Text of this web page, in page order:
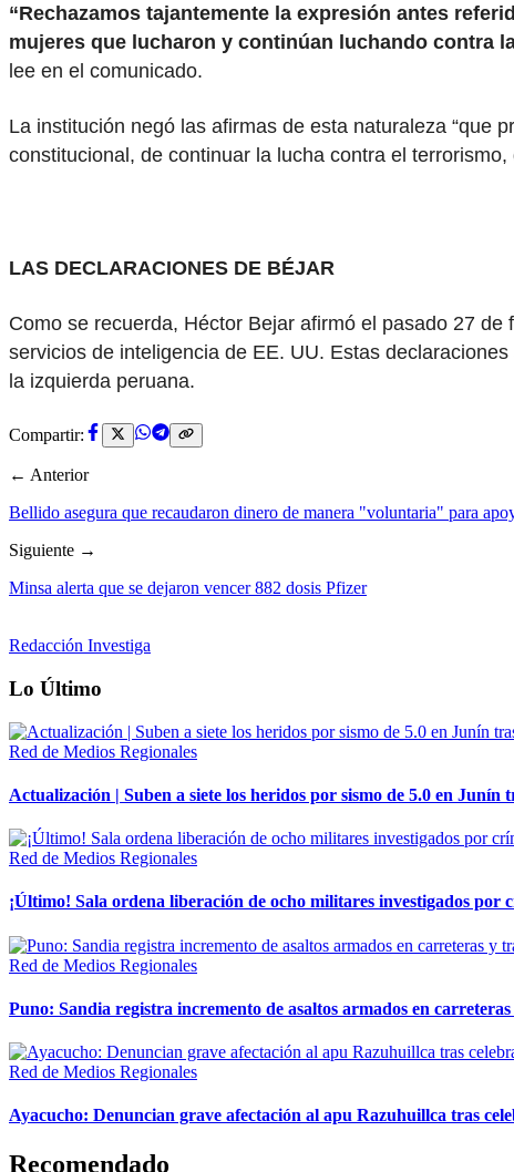
“Rechazamos tajantemente la expresión antes
mujeres que lucharon y continúan luchando contra
lee en el comunicado.
La institución negó las afirmas de esta naturaleza “que
constitucional, de continuar la lucha contra el
LAS DECLARACIONES DE BÉJAR
Como se recuerda, Héctor Bejar afirmó el pasado 27
servicios de inteligencia de EE. UU. Estas
la izquierda peruana.
Compartir:
← Anterior
Bellido asegura que recaudaron dinero de manera "voluntaria" para
Siguiente →
Minsa alerta que se dejaron vencer 882 dosis Pfizer
Redacción Investiga
Lo Último
Red de Medios Regionales
Actualización | Suben a siete los heridos por sismo de 5.0 en Junín
Red de Medios Regionales
¡Último! Sala ordena liberación de ocho militares investigados por
Red de Medios Regionales
Puno: Sandia registra incremento de asaltos armados en
Red de Medios Regionales
Ayacucho: Denuncian grave afectación al apu Razuhuillca tras
Recomendado